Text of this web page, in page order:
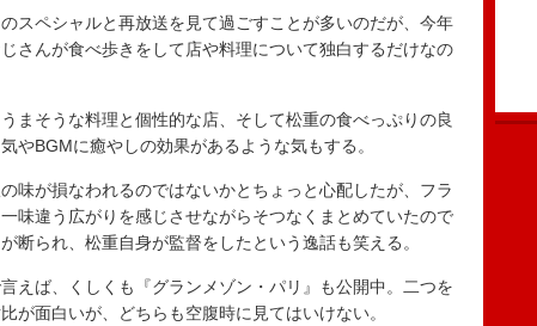
ペシャルと再放送を見て過ごすことが多いのだが、今年
さんが食べ歩きをして店や料理について独白するだけなの
そうな料理と個性的な店、そして松重の食べっぷりの良
やBGMに癒やしの効果があるような気もする。
が損なわれるのではないかとちょっと心配したが、フラ
味違う広がりを感じさせながらそつなくまとめていたので
断られ、松重自身が監督をしたという逸話も笑える。
ば、くしくも『グランメゾン・パリ』も公開中。二つを
が面白いが、どちらも空腹時に見てはいけない。